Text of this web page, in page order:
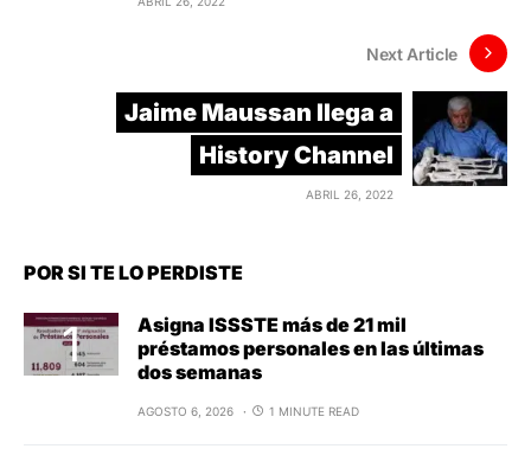
Next Article
Jaime Maussan llega a
History Channel
ABRIL 26, 2022
POR SI TE LO PERDISTE
Asigna ISSSTE más de 21 mil
préstamos personales en las últimas
dos semanas
AGOSTO 6, 2026 1 MINUTE READ